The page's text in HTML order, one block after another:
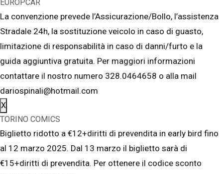
EUROPCAR
La convenzione prevede l’Assicurazione/Bollo, l’assistenza
Stradale 24h, la sostituzione veicolo in caso di guasto,
limitazione di responsabilità in caso di danni/furto e la
guida aggiuntiva gratuita. Per maggiori informazioni
contattare il nostro numero 328.0464658 o alla mail
dariospinali@hotmail.com
X
TORINO COMICS
Biglietto ridotto a €12+diritti di prevendita in early bird fino
al 12 marzo 2025. Dal 13 marzo il biglietto sarà di
€15+diritti di prevendita. Per ottenere il codice sconto